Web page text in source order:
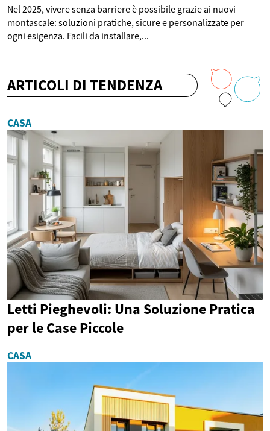
Nel 2025, vivere senza barriere è possibile grazie ai nuovi
montascale: soluzioni pratiche, sicure e personalizzate per
ogni esigenza. Facili da installare,...
ARTICOLI DI TENDENZA
CASA
Letti Pieghevoli: Una Soluzione Pratica
per le Case Piccole
CASA